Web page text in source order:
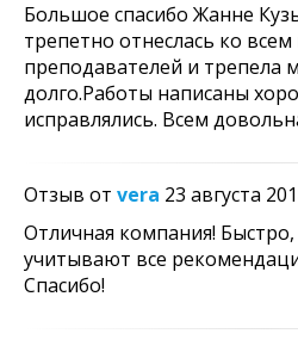
Большое спасибо Жанне
трепетно отнеслась ко
преподавателей и трепела
долго.Работы написаны
исправлялись. Всем
Отзыв от vera 23 августа
Отличная компания!
учитывают все
Спасибо!